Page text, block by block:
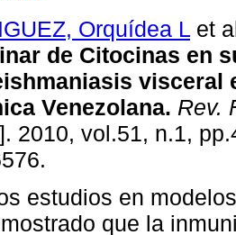
Orquídea L et
de Citocinas en
visceral
Venezolana. Rev.
2010, vol.51, n.1,
estudios en
que la